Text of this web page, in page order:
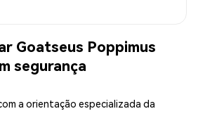
Goatseus Poppimus
segurança
a orientação especializada da